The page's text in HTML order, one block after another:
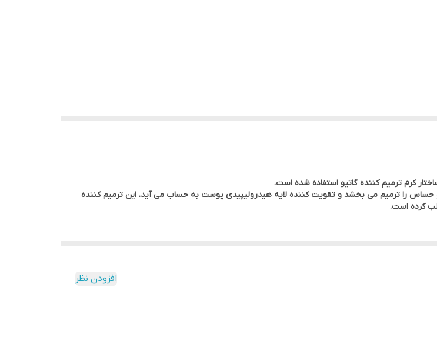
کرم ترمیم کننده گاتیو استفاده شده است.
و حساس را ترمیم می بخشد و تقویت کننده لایه هیدرولیپیدی پوست به حساب می آید. این ترمیم کننده
کرده است.
افزودن نظر